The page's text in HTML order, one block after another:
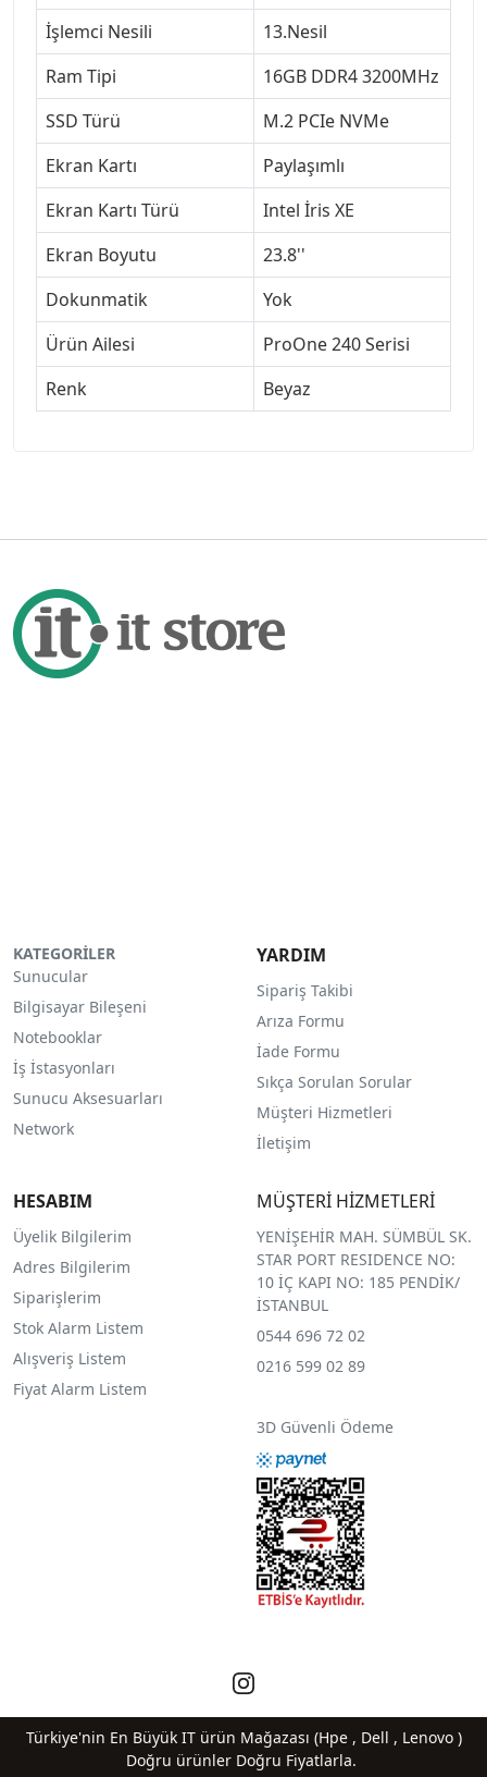
İşlemci Nesili
13.Nesil
Ram Tipi
16GB DDR4 3200MHz
SSD Türü
M.2 PCIe NVMe
Ekran Kartı
Paylaşımlı
Ekran Kartı Türü
Intel İris XE
Ekran Boyutu
23.8''
Dokunmatik
Yok
Ürün Ailesi
ProOne 240 Serisi
Renk
Beyaz
KATEGORİLER
Sunucular
Bilgisayar Bileşeni
Notebooklar
İş İstasyonları
Sunucu Aksesuarları
Network
YARDIM
Sipariş Takibi
Arıza Formu
İade Formu
Sıkça Sorulan Sorular
Müşteri Hizmetleri
İletişim
HESABIM
Üyelik Bilgilerim
Adres Bilgilerim
Siparişlerim
Stok Alarm Listem
Alışveriş Listem
Fiyat Alarm Listem
MÜŞTERİ HİZMETLERİ
YENİŞEHİR MAH. SÜMBÜL SK.
STAR PORT RESIDENCE NO:
10 İÇ KAPI NO: 185 PENDİK/
İSTANBUL
0544 696 72 02
0216 599 02 89
3D Güvenli Ödeme
Türkiye'nin En Büyük IT ürün Mağazası (Hpe , Dell , Lenovo )
Doğru ürünler Doğru Fiyatlarla.